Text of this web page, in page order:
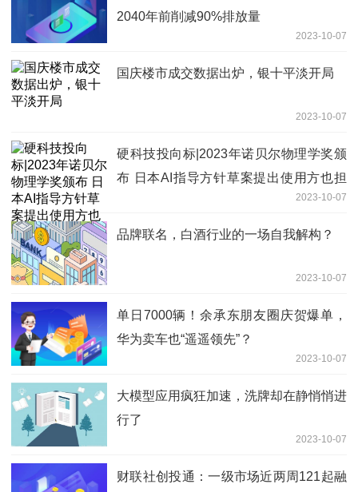
2040年前削减90%排放量
2023-10-07
国庆楼市成交数据出炉，银十平淡开局
2023-10-07
硬科技投向标|2023年诺贝尔物理学奖颁
布 日本AI指导方针草案提出使用方也担
2023-10-07
品牌联名，白酒行业的一场自我解构？
2023-10-07
单日7000辆！余承东朋友圈庆贺爆单，
华为卖车也“遥遥领先”？
2023-10-07
大模型应用疯狂加速，洗牌却在静悄悄进
行了
2023-10-07
财联社创投通：一级市场近两周121起融